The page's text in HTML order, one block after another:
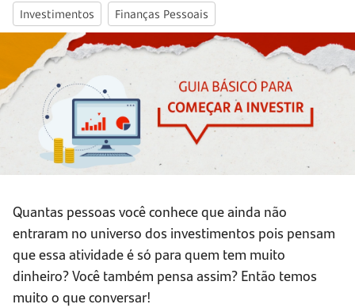
Investimentos Finanças Pessoais
Quantas pessoas você conhece que ainda não
entraram no universo dos investimentos pois pensam
que essa atividade é só para quem tem muito
dinheiro? Você também pensa assim? Então temos
muito o que conversar!